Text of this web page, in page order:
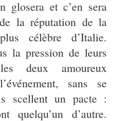
glosera et c’en sera
la réputation de la
célèbre d’Italie.
la pression de leurs
deux amoureux
sans se
scellent un pacte :
quelqu’un d’autre.